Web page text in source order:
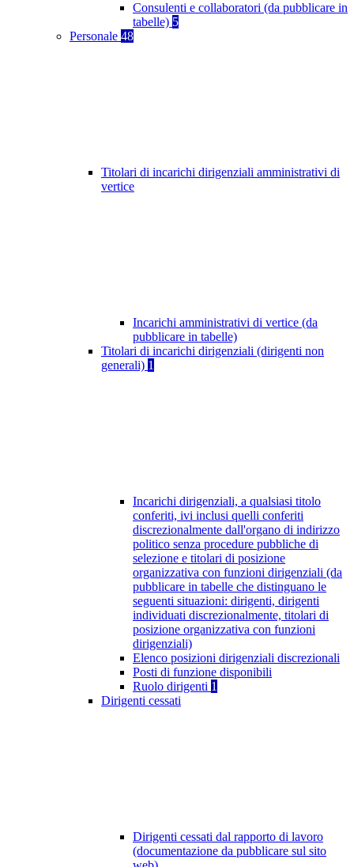
Consulenti e collaboratori (da pubblicare in
tabelle) 5
Personale 48
Titolari di incarichi dirigenziali amministrativi di
vertice
Incarichi amministrativi di vertice (da
pubblicare in tabelle)
Titolari di incarichi dirigenziali (dirigenti non
generali) 1
Incarichi dirigenziali, a qualsiasi titolo
conferiti, ivi inclusi quelli conferiti
discrezionalmente dall'organo di indirizzo
politico senza procedure pubbliche di
selezione e titolari di posizione
organizzativa con funzioni dirigenziali (da
pubblicare in tabelle che distinguano le
seguenti situazioni: dirigenti, dirigenti
individuati discrezionalmente, titolari di
posizione organizzativa con funzioni
dirigenziali)
Elenco posizioni dirigenziali discrezionali
Posti di funzione disponibili
Ruolo dirigenti 1
Dirigenti cessati
Dirigenti cessati dal rapporto di lavoro
(documentazione da pubblicare sul sito